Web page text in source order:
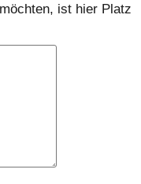
ist hier Platz